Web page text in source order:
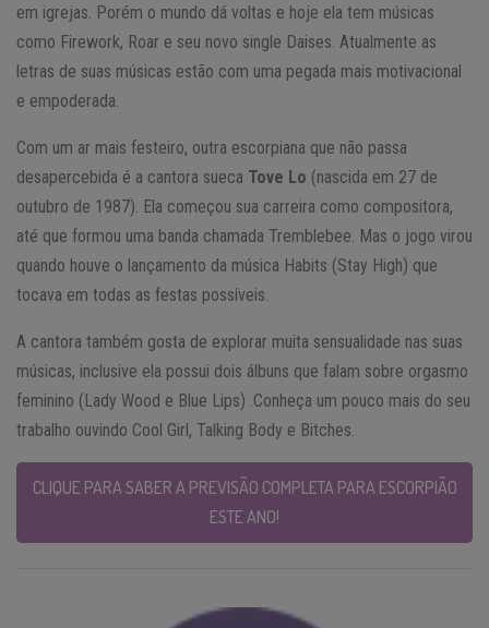
em igrejas. Porém o mundo dá voltas e hoje ela tem músicas
como Firework, Roar e seu novo single Daises. Atualmente as
letras de suas músicas estão com uma pegada mais motivacional
e empoderada.
Com um ar mais festeiro, outra escorpiana que não passa
desapercebida é a cantora sueca Tove Lo (nascida em 27 de
outubro de 1987). Ela começou sua carreira como compositora,
até que formou uma banda chamada Tremblebee. Mas o jogo virou
quando houve o lançamento da música Habits (Stay High) que
tocava em todas as festas possíveis.
A cantora também gosta de explorar muita sensualidade nas suas
músicas, inclusive ela possui dois álbuns que falam sobre orgasmo
feminino (Lady Wood e Blue Lips) .Conheça um pouco mais do seu
trabalho ouvindo Cool Girl, Talking Body e Bitches.
CLIQUE PARA SABER A PREVISÃO COMPLETA PARA ESCORPIÃO
ESTE ANO!